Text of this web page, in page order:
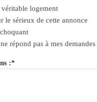
véritable logement
le sérieux de cette annonce
répond pas à mes demandes
:*